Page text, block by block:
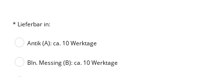
* Lieferbar in:
Antik (A): ca. 10 Werktage
Bln. Messing (B): ca. 10 Werktage